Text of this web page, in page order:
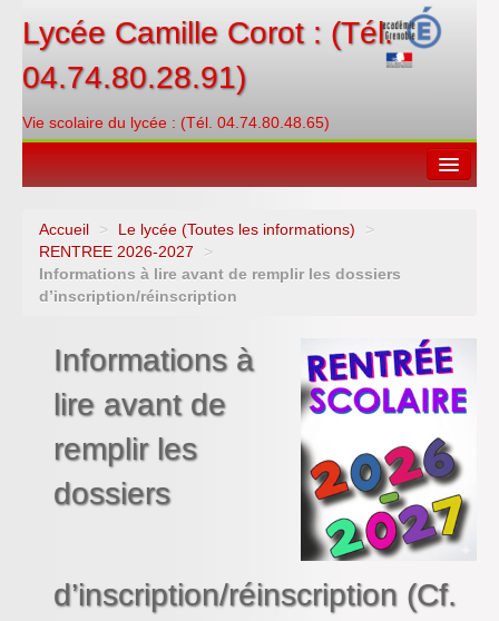
Lycée Camille Corot : (Tél.
04.74.80.28.91)
Vie scolaire du lycée : (Tél. 04.74.80.48.65)
Espace restauration
Orientations
Arena Grenoble
Accueil > Le lycée (Toutes les informations)
>
RENTREE 2026-2027
>
Informations à lire avant de remplir les dossiers
d’inscription/réinscription
Informations à
lire avant de
remplir les
dossiers
d’inscription/réinscription (Cf.